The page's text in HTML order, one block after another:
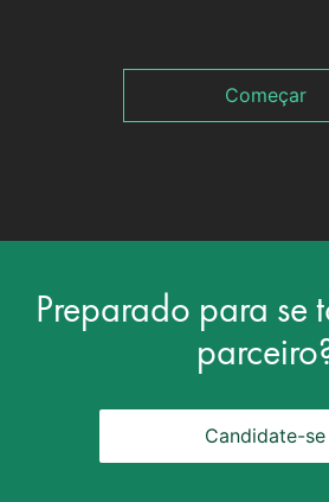
Começar
Preparado para se
Candidate-se